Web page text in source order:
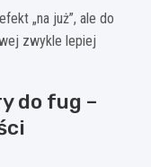
„na już”, ale do
zwykle lepiej
do fug –